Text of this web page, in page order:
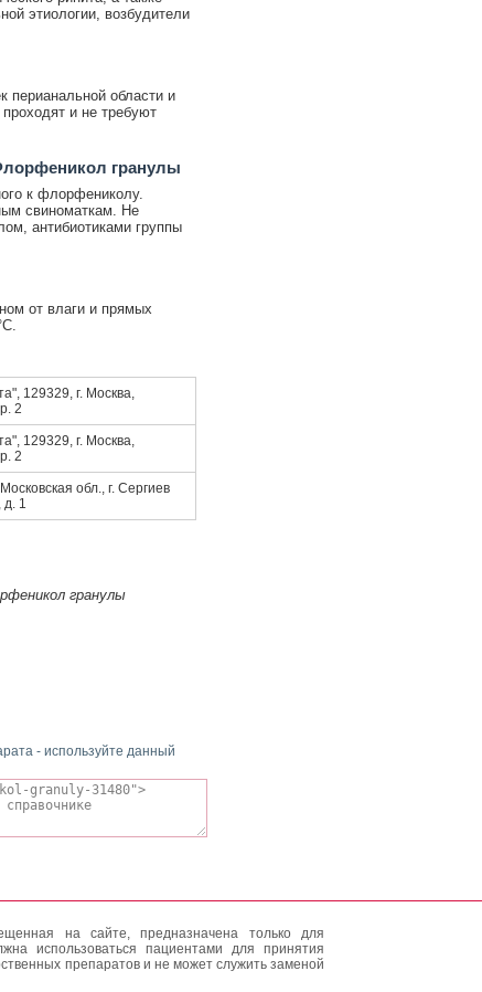
этиологии, возбудители
перианальной области и
и не требуют
гранулы
к флорфениколу.
свиноматкам. Не
антибиотиками группы
от влаги и прямых
129329, г. Москва,
2
129329, г. Москва,
2
обл., г. Сергиев
д. 1
гранулы
- используйте данный
на сайте, предназначена только для
использоваться пациентами для принятия
препаратов и не может служить заменой